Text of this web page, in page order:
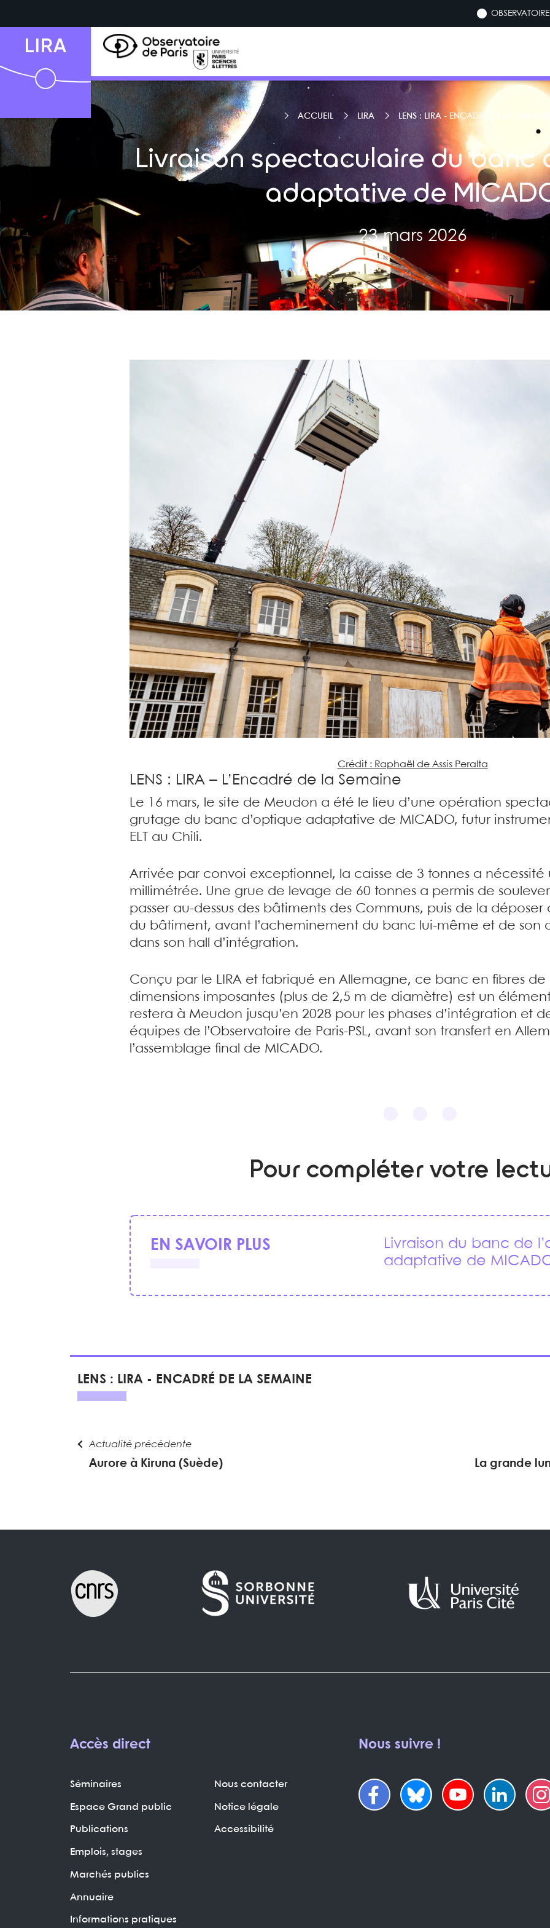
ACCUEIL LIRA LENS : LIRA - ENCADRÉ DE LA SEMAINE
Livraison spectaculaire du banc
adaptative de
23 mars 2026
Crédit : Raphaël de Assis Peralta
LENS : LIRA – L’Encadré de la Semaine
Le 16 mars, le site de Meudon a été le lieu d’une opération
grutage du banc d’optique adaptative de MICADO, futur
ELT au Chili.
Arrivée par convoi exceptionnel, la caisse de 3 tonnes a nécessité
millimétrée. Une grue de levage de 60 tonnes a permis de
passer au-dessus des bâtiments des Communs, puis de la
du bâtiment, avant l’acheminement du banc lui-même et de son
dans son hall d’intégration.
Conçu par le LIRA et fabriqué en Allemagne, ce banc en fibres
dimensions imposantes (plus de 2,5 m de diamètre) est un élément
restera à Meudon jusqu’en 2028 pour les phases d’intégration et
équipes de l’Observatoire de Paris-PSL, avant son transfert en
l’assemblage final de MICADO.
Pour compléter votre
EN SAVOIR PLUS
Livraison du banc de
adaptative de
LENS : LIRA - ENCADRÉ DE LA SEMAINE
Actualité précédente
Aurore à Kiruna (Suède) La grande
Accès direct
Séminaires
Espace Grand public
Publications
Emplois, stages
Marchés publics
Annuaire
Informations pratiques
Nous contacter
Notice légale
Accessibilité
Nous suivre !